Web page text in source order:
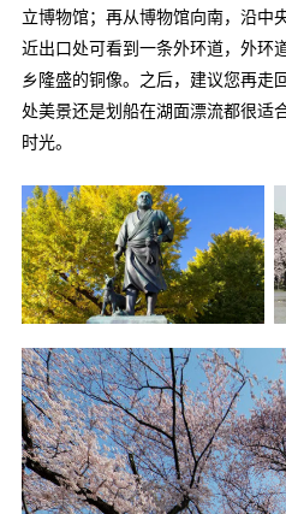
立博物馆；再从博物馆向南，沿中
近出口处可看到一条外环道，外
乡隆盛的铜像。之后，建议您再走
处美景还是划船在湖面漂流都很适
时光。